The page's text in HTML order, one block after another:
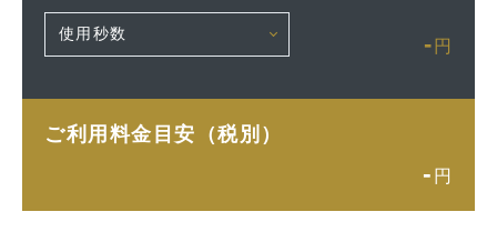
- 円
ご利用料金目安（税別）
- 円